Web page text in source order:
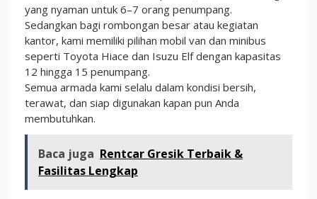
yang nyaman untuk 6–7 orang penumpang.
Sedangkan bagi rombongan besar atau kegiatan
kantor, kami memiliki pilihan mobil van dan minibus
seperti Toyota Hiace dan Isuzu Elf dengan kapasitas
12 hingga 15 penumpang.
Semua armada kami selalu dalam kondisi bersih,
terawat, dan siap digunakan kapan pun Anda
membutuhkan.
Baca juga Rentcar Gresik Terbaik &
Fasilitas Lengkap